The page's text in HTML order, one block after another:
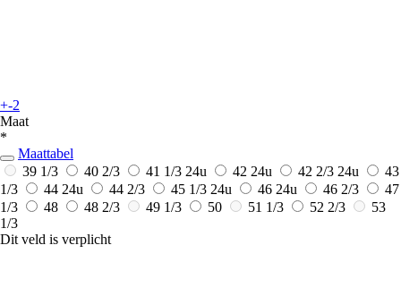
+-2
Maat
*
Maattabel
39 1/3
40 2/3 41 1/3 24u 42 24u 42 2/3 24u
43
1/3
44 24u 44 2/3 45 1/3 24u 46 24u 46 2/3
47
1/3
48 48 2/3 49 1/3 50 51 1/3 52 2/3
53
1/3
Dit veld is verplicht